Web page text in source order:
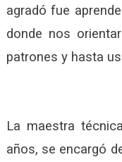
agradó fue
donde nos
patrones y hasta
La maestra
años, se encargó